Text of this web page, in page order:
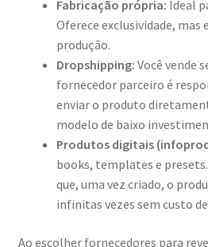
Fabricação própria: Ideal
Oferece exclusividade, mas
produção.
Dropshipping: Você vende
fornecedor parceiro é
enviar o produto
modelo de baixo
Produtos digitais
books, templates e
que, uma vez criado, o
infinitas vezes sem custo
Ao escolher fornecedores para